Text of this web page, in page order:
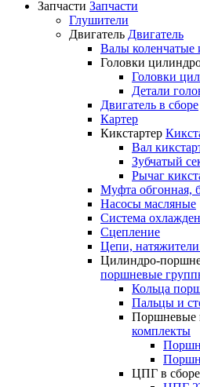
Запчасти Запчасти
Глушители
Двигатель Двигатель
Валы
Головки
Головки
Детали
Двигатель в сборе
Картер
Кикстартер
Вал
Зубчатый
Рычаг
Муфта обгонная,
Насосы масляные
Система
Сцепление
Цепи,
Цилиндро-
поршневые
Кольца
Пальцы и
Поршневые
комплекты
ЦПГ в сборе